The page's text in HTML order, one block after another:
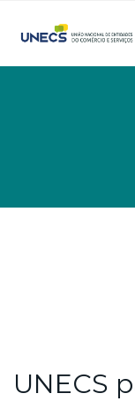
UNECS